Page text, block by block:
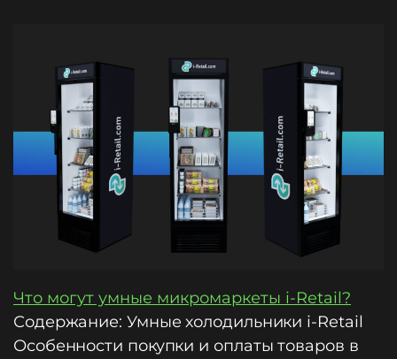
Что могут умные микромаркеты i-Retail?
Содержание: Умные холодильники i-Retail
Особенности покупки и оплаты товаров в